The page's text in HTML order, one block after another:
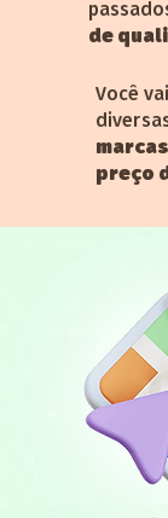
de
Você
preço